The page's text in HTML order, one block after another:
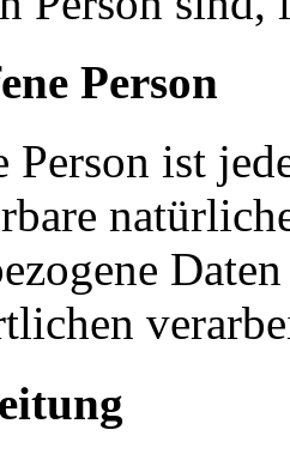
Person
Person ist